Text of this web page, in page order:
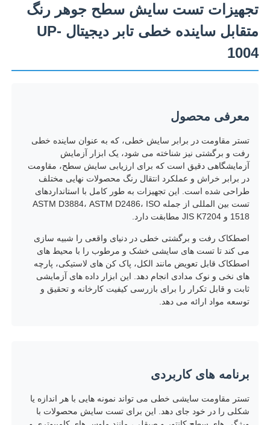
محصولات
دربارهی ما
کارخانه تور
تماس با ما
درخواست نقل قول
اتاق آزمون محیطی
دستگاه تست جهانی
تجهیزات تست سایش سطح جوهر رنگ
متقابل ساینده خطی تابر دیجیتال UP-
1004
معرفی محصول
تستر مقاومت در برابر سایش خطی، که به عنوان ساینده خطی
رفت و برگشتی نیز شناخته می شود، یک ابزار آزمایش
آزمایشگاهی دقیق است که برای ارزیابی سایش سطح، مقاومت
در برابر خراش و عملکرد انتقال رنگ محصولات نهایی مختلف
طراحی شده است. این تجهیزات به طور کامل با استانداردهای
تست بین المللی از جمله ASTM D3884، ASTM D2486، ISO
1518 و JIS K7204 مطابقت دارد.
اصطکاک رفت و برگشتی خطی در دنیای واقعی را شبیه سازی
می کند تا تست های سایشی خشک و مرطوب را با محیط های
اصطکاک قابل تعویض مانند الکل، پاک کن های لاستیکی، پارچه
های نخی و نوک مدادی انجام دهد. این ابزار داده های آزمایشی
ثابت و قابل تکرار را برای بازرسی کیفیت کارخانه و تحقیق و
توسعه مواد ارائه می دهد.
برنامه های کاربردی
تستر مقاومت سایشی خطی می تواند نمونه هایی با هر اندازه یا
شکلی را در خود جای دهد. این برای تست سایش محصولات با